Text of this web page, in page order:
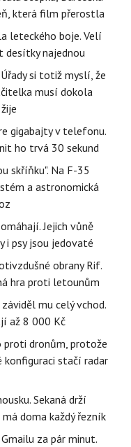
která film přerostla
leteckého boje. Velí
desítky najednou
si totiž myslí, že
musí dokola
gigabajty v telefonu.
ho trvá 30 sekund
skříňku". Na F-35
a astronomická
Jejich vůně
i psy jsou jedovaté
obrany Rif.
hra proti letounům
mu celý vchod.
až 8 000 Kč
proti dronům, protože
konfiguraci stačí radar
Sekaná drží
doma každý řezník
za pár minut.